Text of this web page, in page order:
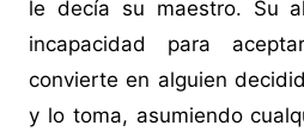
le decía su maestro. Su
incapacidad para
convierte en alguien
y lo toma, asumiendo